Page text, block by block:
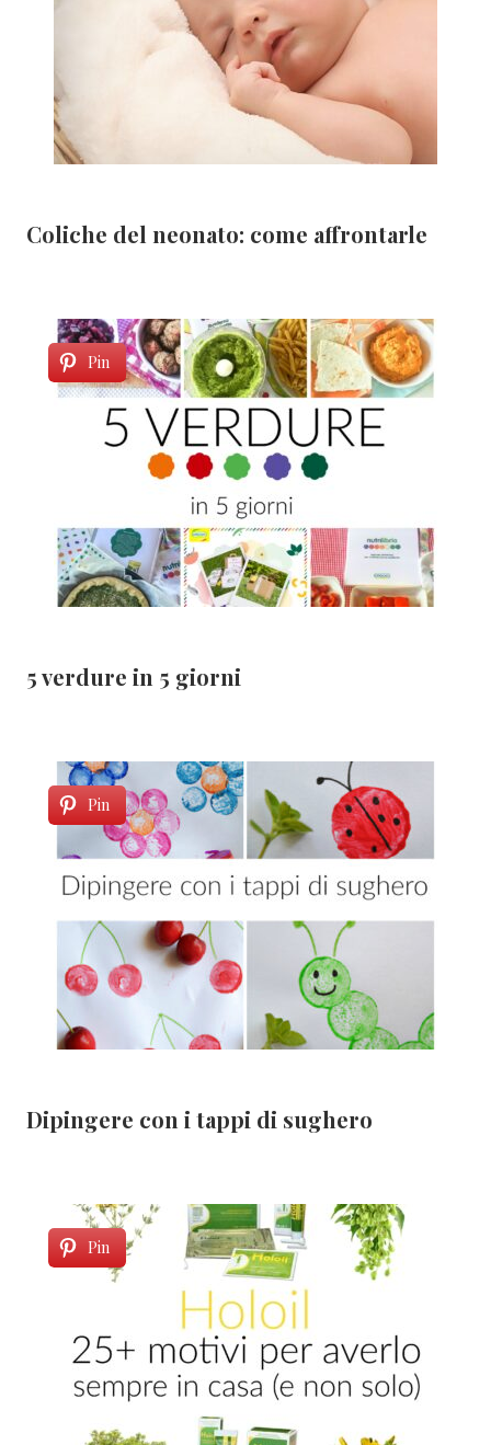
Coliche del neonato: come affrontarle
Pin
5 verdure in 5 giorni
Pin
Dipingere con i tappi di sughero
Pin